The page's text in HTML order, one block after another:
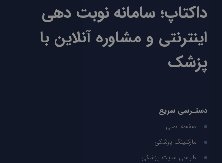
داکتاپ؛ سامانه نوبت دهی
اینترنتی و مشاوره آنلاین با
پزشک
دستـرسی سریع
صفحه اصلی
مارکتینگ پزشکی
طراحی سایت پزشکی